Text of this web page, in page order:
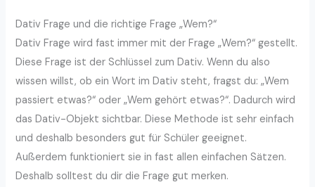
Dativ Frage und die richtige Frage „Wem?“
Dativ Frage wird fast immer mit der Frage „Wem?“ gestellt.
Diese Frage ist der Schlüssel zum Dativ. Wenn du also
wissen willst, ob ein Wort im Dativ steht, fragst du: „Wem
passiert etwas?“ oder „Wem gehört etwas?“. Dadurch wird
das Dativ-Objekt sichtbar. Diese Methode ist sehr einfach
und deshalb besonders gut für Schüler geeignet.
Außerdem funktioniert sie in fast allen einfachen Sätzen.
Deshalb solltest du dir die Frage gut merken.